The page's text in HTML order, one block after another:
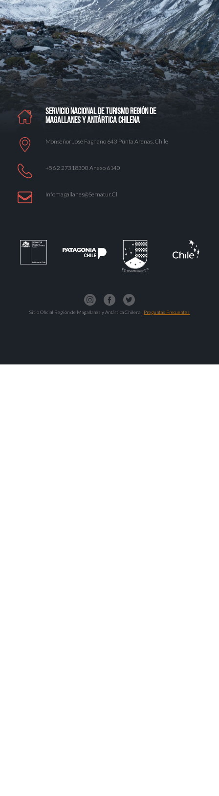
SERVICIO NACIONAL DE TURISMO REGIÓN DE
MAGALLANES Y ANTÁRTICA CHILENA
Monseñor José Fagnano 643 Punta Arenas, Chile
+56 2 27318300 Anexo 6140
Infomagallanes@Sernatur.cl
Sitio Oficial Región de Magallanes y Antártica Chilena | Preguntas Frecuentes